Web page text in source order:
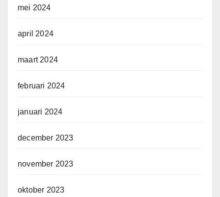
mei 2024
april 2024
maart 2024
februari 2024
januari 2024
december 2023
november 2023
oktober 2023